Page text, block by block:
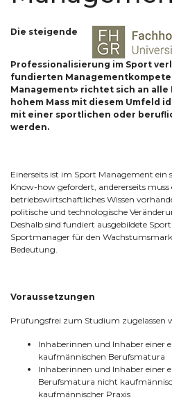
Die steigende
Professionalisierung im Sport
fundierten
Management» richtet sich an
hohem Mass mit diesem Umfeld
mit einer sportlichen oder
werden.
Einerseits ist im Sport Management ein
Know-how gefordert, andererseits muss
betriebswirtschaftliches Wissen
politische und technologische
Deshalb sind fundiert ausgebildete
Sportmanager für den
Bedeutung.
Voraussetzungen
Prüfungsfrei zum Studium zugelassen
Inhaberinnen und Inhaber einer
kaufmännischen Berufsmatura
Inhaberinnen und Inhaber einer
Berufsmatura nicht
kaufmännischer Praxis